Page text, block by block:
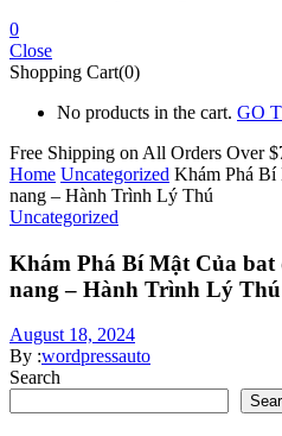
0
Close
Shopping Cart(0)
No products in the cart. GO
Free Shipping on All Orders Over
Home Uncategorized Khám Phá Bí
nang – Hành Trình Lý Thú
Uncategorized
Khám Phá Bí Mật Của bat
nang – Hành Trình Lý Thú
August 18, 2024
By :wordpressauto
Search